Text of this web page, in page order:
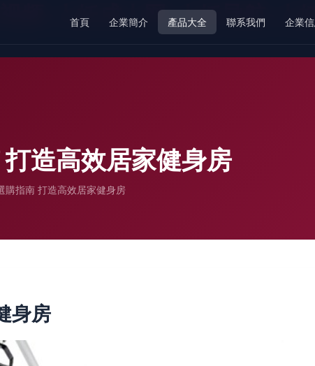
频-人妖成人网-人妖导航-人
首頁 企業簡介 產品大全 聯系我們 企業
造高效居家健身房
購指南 打造高效居家健身房
身房